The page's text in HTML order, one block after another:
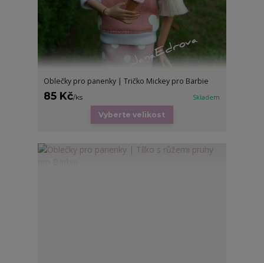
Oblečky pro panenky | Tričko Mickey pro Barbie
85 Kč/ks Skladem
Vyberte velikost